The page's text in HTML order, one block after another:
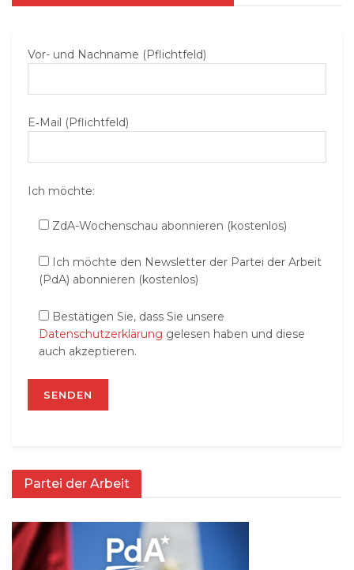
Vor- und Nachname (Pflichtfeld)
E‑Mail (Pflichtfeld)
Ich möchte:
ZdA-Wochenschau abonnieren (kostenlos)
Ich möchte den Newsletter der Partei der Arbeit
(PdA) abonnieren (kostenlos)
Bestätigen Sie, dass Sie unsere
Datenschutzerklärung gelesen haben und diese
auch akzeptieren.
Partei der Arbeit